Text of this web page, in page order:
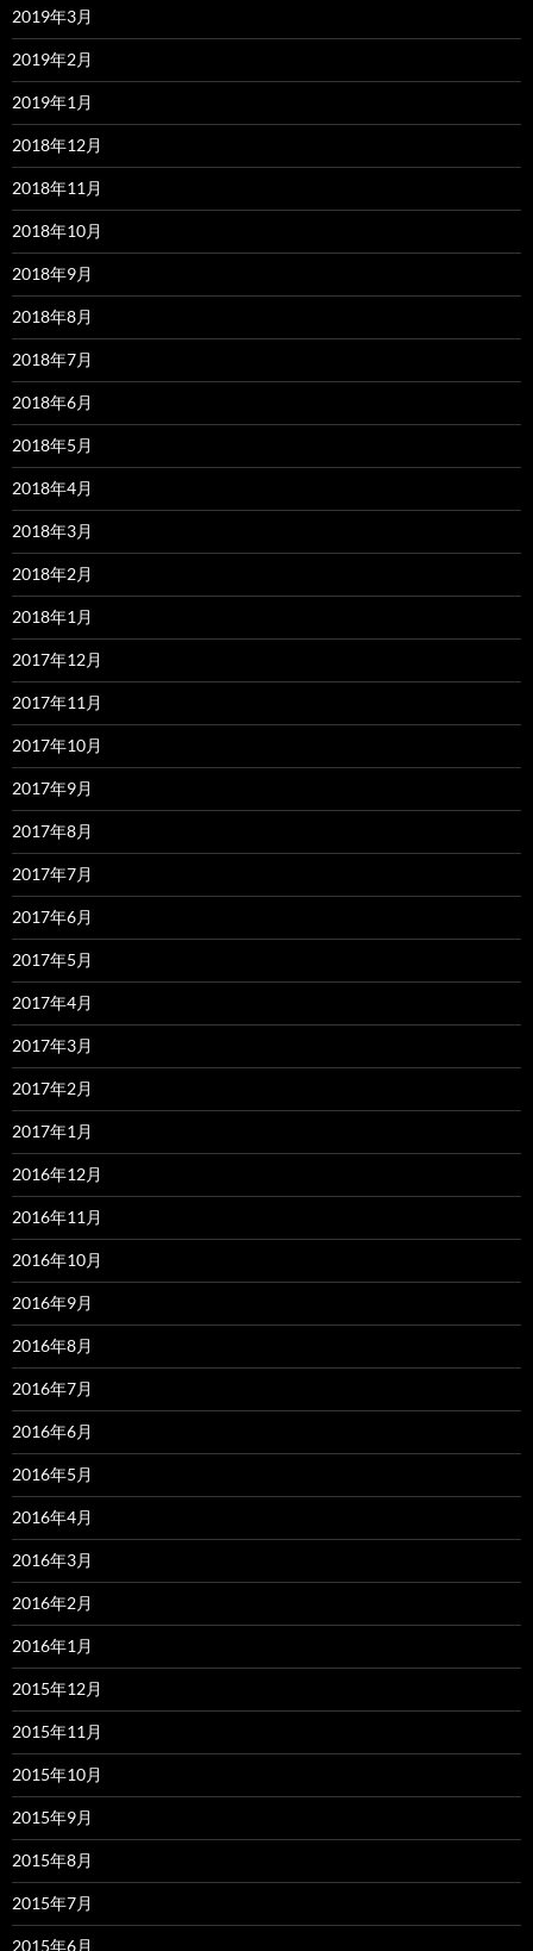
2019年3月
2019年2月
2019年1月
2018年12月
2018年11月
2018年10月
2018年9月
2018年8月
2018年7月
2018年6月
2018年5月
2018年4月
2018年3月
2018年2月
2018年1月
2017年12月
2017年11月
2017年10月
2017年9月
2017年8月
2017年7月
2017年6月
2017年5月
2017年4月
2017年3月
2017年2月
2017年1月
2016年12月
2016年11月
2016年10月
2016年9月
2016年8月
2016年7月
2016年6月
2016年5月
2016年4月
2016年3月
2016年2月
2016年1月
2015年12月
2015年11月
2015年10月
2015年9月
2015年8月
2015年7月
2015年6月